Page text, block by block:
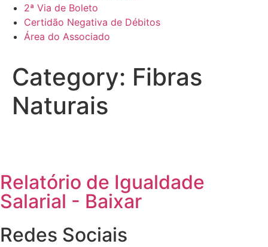
2ª Via de Boleto
Certidão Negativa de Débitos
Área do Associado
Category: Fibras
Naturais
Relatório de Igualdade
Salarial - Baixar
Redes Sociais